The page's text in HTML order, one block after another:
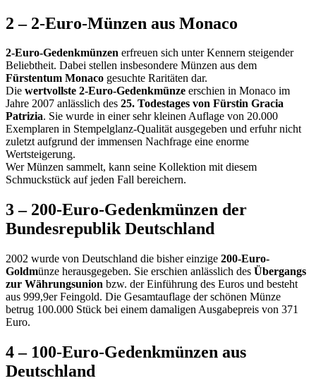
2 – 2-Euro-Münzen aus Monaco
2-Euro-Gedenkmünzen erfreuen sich unter Kennern steigender
Beliebtheit. Dabei stellen insbesondere Münzen aus dem
Fürstentum Monaco gesuchte Raritäten dar.
Die wertvollste 2-Euro-Gedenkmünze erschien in Monaco im
Jahre 2007 anlässlich des 25. Todestages von Fürstin Gracia
Patrizia. Sie wurde in einer sehr kleinen Auflage von 20.000
Exemplaren in Stempelglanz-Qualität ausgegeben und erfuhr nicht
zuletzt aufgrund der immensen Nachfrage eine enorme
Wertsteigerung.
Wer Münzen sammelt, kann seine Kollektion mit diesem
Schmuckstück auf jeden Fall bereichern.
3 – 200-Euro-Gedenkmünzen der
Bundesrepublik Deutschland
2002 wurde von Deutschland die bisher einzige 200-Euro-
Goldmünze herausgegeben. Sie erschien anlässlich des Übergangs
zur Währungsunion bzw. der Einführung des Euros und besteht
aus 999,9er Feingold. Die Gesamtauflage der schönen Münze
betrug 100.000 Stück bei einem damaligen Ausgabepreis von 371
Euro.
4 – 100-Euro-Gedenkmünzen aus
Deutschland